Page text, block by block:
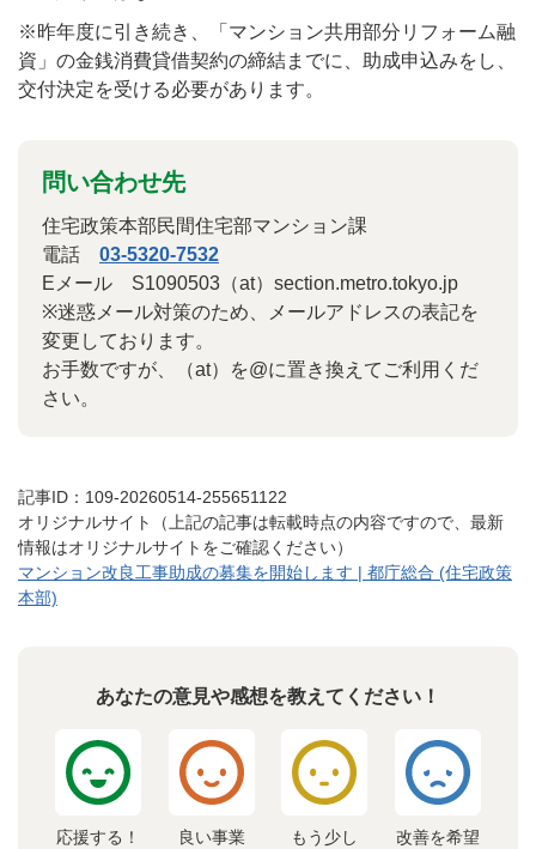
※昨年度に引き続き、「マンション共用部分リフォーム融
資」の金銭消費貸借契約の締結までに、助成申込みをし、
交付決定を受ける必要があります。
問い合わせ先
住宅政策本部民間住宅部マンション課
電話 03-5320-7532
Eメール S1090503（at）section.metro.tokyo.jp
※迷惑メール対策のため、メールアドレスの表記を
変更しております。
お手数ですが、（at）を@に置き換えてご利用くだ
さい。
記事ID：109-20260514-255651122
オリジナルサイト（上記の記事は転載時点の内容ですので、最新
情報はオリジナルサイトをご確認ください）
マンション改良工事助成の募集を開始します | 都庁総合 (住宅政策
本部)
あなたの意見や感想を教えてください！
応援する！ 良い事業 もう少し 改善を希望